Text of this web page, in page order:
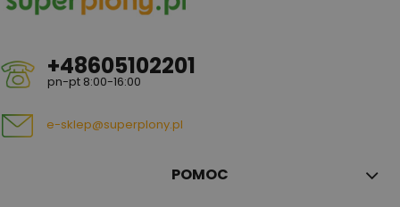
+48605102201
pn-pt 8:00-16:00
e-sklep@superplony.pl
POMOC